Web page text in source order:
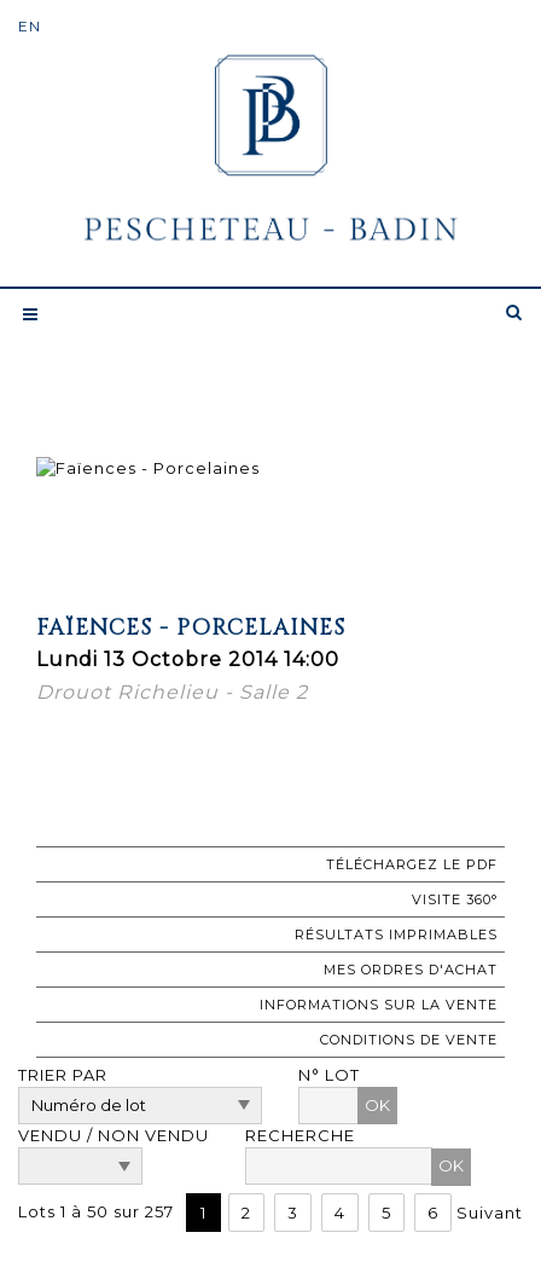
FAÏENCES - PORCELAINES
Lundi 13 Octobre 2014 14:00
Drouot Richelieu - Salle 2
TÉLÉCHARGEZ LE PDF
VISITE 360°
RÉSULTATS IMPRIMABLES
MES ORDRES D'ACHAT
INFORMATIONS SUR LA VENTE
CONDITIONS DE VENTE
TRIER PAR
N° LOT
OK
VENDU / NON VENDU
RECHERCHE
Lots 1 à 50 sur 257 1 2 3 4 5 6 Suivant